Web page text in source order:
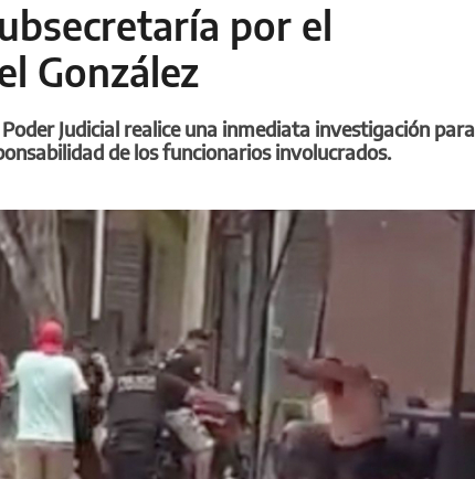
por el
González
Judicial realice una inmediata investigación para
de los funcionarios involucrados.